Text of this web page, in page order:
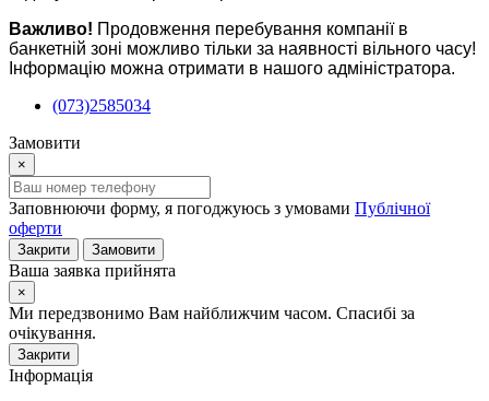
Важливо! Продовження перебування компанії в
банкетній зоні можливо тільки за наявності вільного часу!
Інформацію можна отримати в нашого адміністратора.
(073)2585034
Замовити
×
Заповнюючи форму, я погоджуюсь з умовами Публічної
оферти
Закрити Замовити
Ваша заявка прийнята
×
Ми передзвонимо Вам найближчим часом. Спасибі за
очікування.
Закрити
Інформація